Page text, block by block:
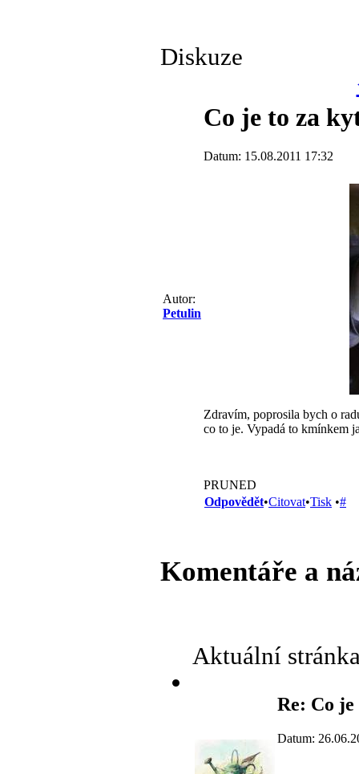
Diskuze
Autor:
Petulin
Co je to za
Datum: 15.08.2011 17:32
Zdravím, poprosila bych o
co to je. Vypadá to kmínkem
PRUNED
Odpovědět•Citovat•Tisk •#
Komentáře a
Aktuální
Re: Co
Datum: